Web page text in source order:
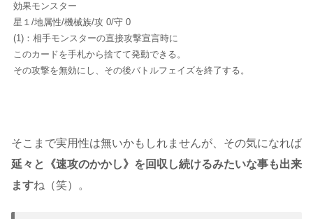
効果モンスター
星１/地属性/機械族/攻 0/守 0
(1)：相手モンスターの直接攻撃宣言時に
このカードを手札から捨てて発動できる。
その攻撃を無効にし、その後バトルフェイズを終了する。
そこまで実用性は無いかもしれませんが、その気になれば
延々と《速攻のかかし》を回収し続けるみたいな事も出来
ますね（笑）。